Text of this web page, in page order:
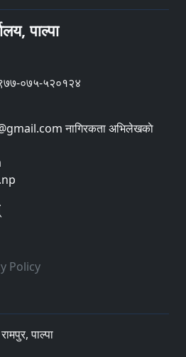
पाल्पा
०७५-५२०१२४
नागिरकता अभिलेखकाे
Policy
पाल्पा